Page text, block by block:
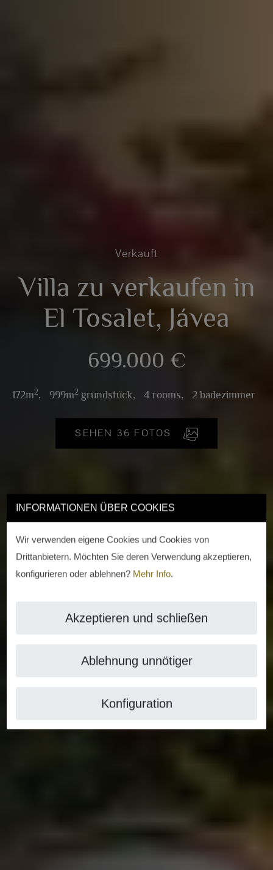
INFORMATIONEN ÜBER COOKIES
Wir verwenden eigene Cookies und Cookies von
Drittanbietern. Möchten Sie deren Verwendung akzeptieren,
konfigurieren oder ablehnen? Mehr Info.
Akzeptieren und schließen
Ablehnung unnötiger
Konfiguration
Verkauft
Villa zu verkaufen in
El Tosalet, Jávea
699.000 €
172m2, 999m2grundstück, 4 rooms, 2 badezimmer
SEHEN 36 FOTOS